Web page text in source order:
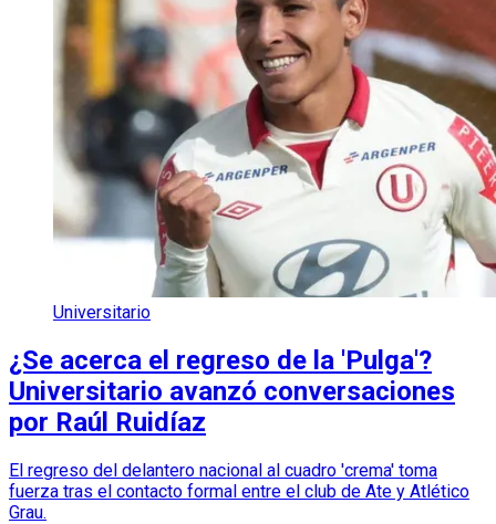
Universitario
¿Se acerca el regreso de la 'Pulga'?
Universitario avanzó conversaciones
por Raúl Ruidíaz
El regreso del delantero nacional al cuadro 'crema' toma
fuerza tras el contacto formal entre el club de Ate y Atlético
Grau.